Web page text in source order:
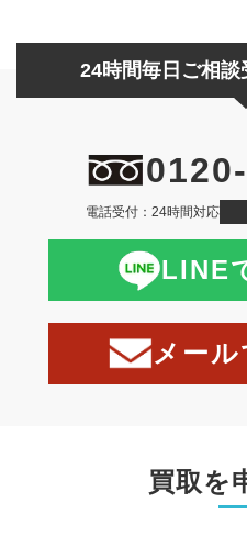
24時間毎日ご相談
電話受付：24時間対応
LINE
メー
買取を